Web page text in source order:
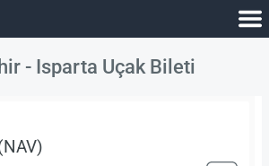
- Isparta Uçak Bileti